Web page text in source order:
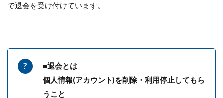
で退会を受け付けています。
■退会とは
個人情報(アカウント)を削除・利用停止してもら
うこと